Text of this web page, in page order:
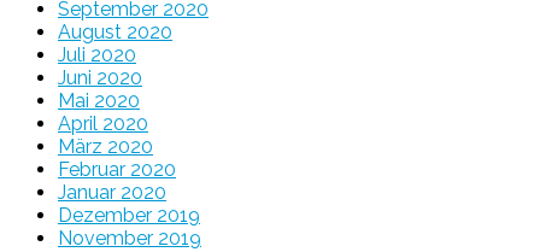
September 2020
August 2020
Juli 2020
Juni 2020
Mai 2020
April 2020
März 2020
Februar 2020
Januar 2020
Dezember 2019
November 2019